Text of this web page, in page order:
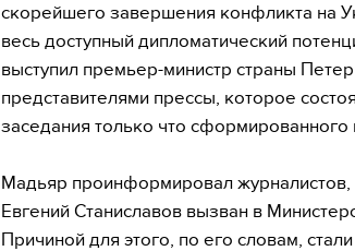
скорейшего завершения конфликта на
весь доступный дипломатический
выступил премьер-министр страны
представителями прессы, которое
заседания только что сформированного
Мадьяр проинформировал журналистов,
Евгений Станиславов вызван в
Причиной для этого, по его словам,